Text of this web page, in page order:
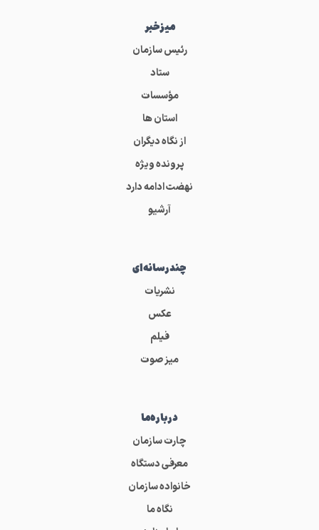
میز‌خبر
رئیس سازمان
ستاد
مؤسسات
استان ها
از نگاه دیگران
پرونده ویژه
نهضت ادامه دارد
آرشیو
چندرسانه‌ای
نشریات
عکس
فیلم
میز صوت
درباره‌ما
چارت سازمان
معرفی دستگاه
خانواده سازمان
نگاه ما